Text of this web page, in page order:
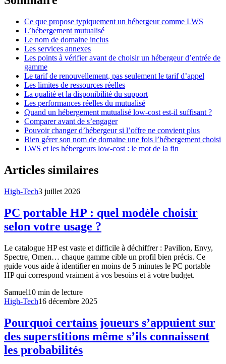
Ce que propose typiquement un hébergeur comme LWS
L’hébergement mutualisé
Le nom de domaine inclus
Les services annexes
Les points à vérifier avant de choisir un hébergeur d’entrée de
gamme
Le tarif de renouvellement, pas seulement le tarif d’appel
Les limites de ressources réelles
La qualité et la disponibilité du support
Les performances réelles du mutualisé
Quand un hébergement mutualisé low-cost est-il suffisant ?
Comparer avant de s’engager
Pouvoir changer d’hébergeur si l’offre ne convient plus
Bien gérer son nom de domaine une fois l’hébergement choisi
LWS et les hébergeurs low-cost : le mot de la fin
Articles similaires
High-Tech3 juillet 2026
PC portable HP : quel modèle choisir
selon votre usage ?
Le catalogue HP est vaste et difficile à déchiffrer : Pavilion, Envy,
Spectre, Omen… chaque gamme cible un profil bien précis. Ce
guide vous aide à identifier en moins de 5 minutes le PC portable
HP qui correspond vraiment à vos besoins et à votre budget.
Samuel10 min de lecture
High-Tech16 décembre 2025
Pourquoi certains joueurs s’appuient sur
des superstitions même s’ils connaissent
les probabilités